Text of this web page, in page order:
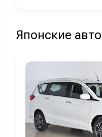
Японские